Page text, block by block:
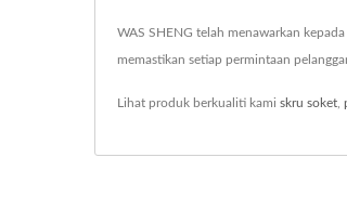
WAS SHENG telah menawarkan
memastikan setiap permintaan
Lihat produk berkualiti kami skru soket